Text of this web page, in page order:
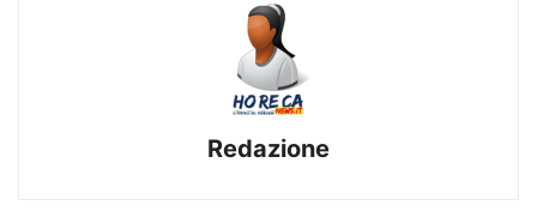
Redazione